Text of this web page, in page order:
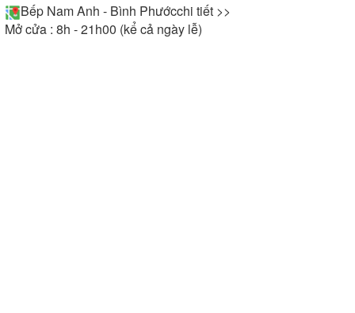
Bếp Nam Anh - Bình Phướcchi tiết >>
Mở cửa : 8h - 21h00 (kể cả ngày lễ)